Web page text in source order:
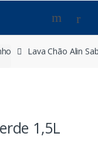
Lava Chão Alin
1,5L